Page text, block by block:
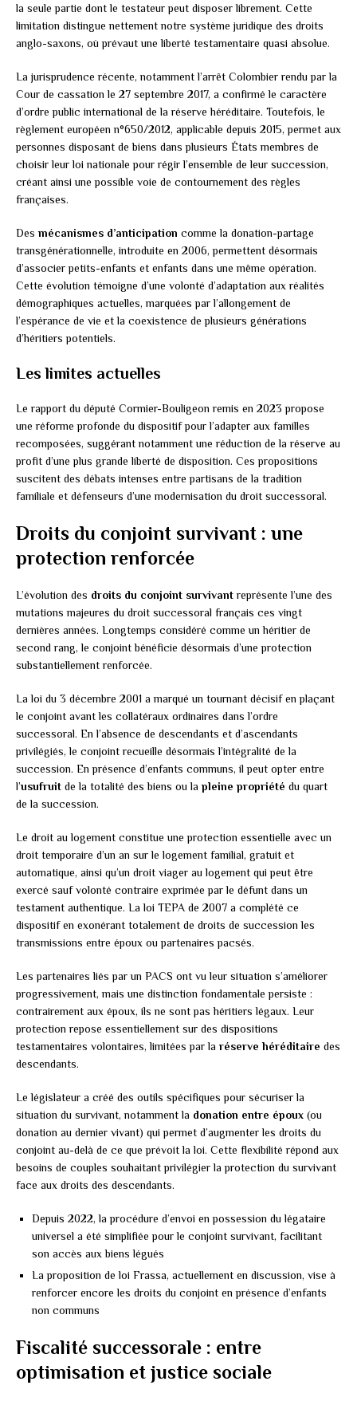
la seule partie dont le testateur peut disposer librement. Cette
limitation distingue nettement notre système juridique des droits
anglo-saxons, où prévaut une liberté testamentaire quasi absolue.
La jurisprudence récente, notamment l’arrêt Colombier rendu par la
Cour de cassation le 27 septembre 2017, a confirmé le caractère
d’ordre public international de la réserve héréditaire. Toutefois, le
règlement européen n°650/2012, applicable depuis 2015, permet aux
personnes disposant de biens dans plusieurs États membres de
choisir leur loi nationale pour régir l’ensemble de leur succession,
créant ainsi une possible voie de contournement des règles
françaises.
Des mécanismes d’anticipation comme la donation-partage
transgénérationnelle, introduite en 2006, permettent désormais
d’associer petits-enfants et enfants dans une même opération.
Cette évolution témoigne d’une volonté d’adaptation aux réalités
démographiques actuelles, marquées par l’allongement de
l’espérance de vie et la coexistence de plusieurs générations
d’héritiers potentiels.
Les limites actuelles
Le rapport du député Cormier-Bouligeon remis en 2023 propose
une réforme profonde du dispositif pour l’adapter aux familles
recomposées, suggérant notamment une réduction de la réserve au
profit d’une plus grande liberté de disposition. Ces propositions
suscitent des débats intenses entre partisans de la tradition
familiale et défenseurs d’une modernisation du droit successoral.
Droits du conjoint survivant : une
protection renforcée
L’évolution des droits du conjoint survivantreprésente l’une des
mutations majeures du droit successoral français ces vingt
dernières années. Longtemps considéré comme un héritier de
second rang, le conjoint bénéficie désormais d’une protection
substantiellement renforcée.
La loi du 3 décembre 2001 a marqué un tournant décisif en plaçant
le conjoint avant les collatéraux ordinaires dans l’ordre
successoral. En l’absence de descendants et d’ascendants
privilégiés, le conjoint recueille désormais l’intégralité de la
succession. En présence d’enfants communs, il peut opter entre
l’usufruit de la totalité des biens ou la pleine propriété du quart
de la succession.
Le droit au logement constitue une protection essentielle avec un
droit temporaire d’un an sur le logement familial, gratuit et
automatique, ainsi qu’un droit viager au logement qui peut être
exercé sauf volonté contraire exprimée par le défunt dans un
testament authentique. La loi TEPA de 2007 a complété ce
dispositif en exonérant totalement de droits de succession les
transmissions entre époux ou partenaires pacsés.
Les partenaires liés par un PACS ont vu leur situation s’améliorer
progressivement, mais une distinction fondamentale persiste :
contrairement aux époux, ils ne sont pas héritiers légaux. Leur
protection repose essentiellement sur des dispositions
testamentaires volontaires, limitées par la réserve héréditaire des
descendants.
Le législateur a créé des outils spécifiques pour sécuriser la
situation du survivant, notamment la donation entre époux (ou
donation au dernier vivant) qui permet d’augmenter les droits du
conjoint au-delà de ce que prévoit la loi. Cette flexibilité répond aux
besoins de couples souhaitant privilégier la protection du survivant
face aux droits des descendants.
Depuis 2022, la procédure d’envoi en possession du légataire
universel a été simplifiée pour le conjoint survivant, facilitant
son accès aux biens légués
La proposition de loi Frassa, actuellement en discussion, vise à
renforcer encore les droits du conjoint en présence d’enfants
non communs
Fiscalité successorale : entre
optimisation et justice sociale